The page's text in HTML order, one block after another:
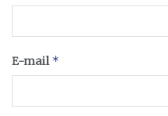
E-mail *